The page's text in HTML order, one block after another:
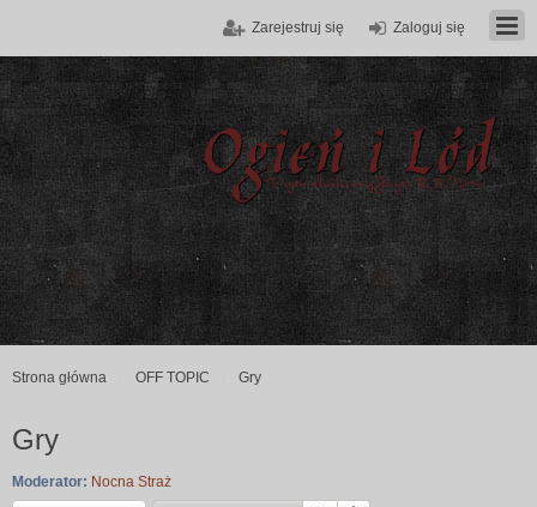
Zaloguj się
Zarejestruj się
Strona główna OFF TOPIC Gry
Gry
Moderator: Nocna Straż